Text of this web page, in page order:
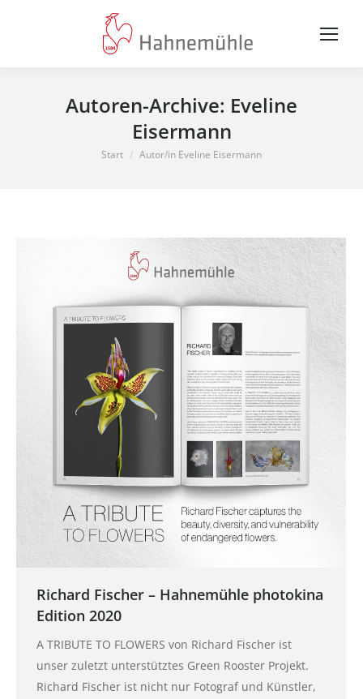
Autoren-Archive: Eveline
Eisermann
Sie befinden sich hier:
Start Autor/in Eveline Eisermann
Richard Fischer – Hahnemühle photokina
Edition 2020
A TRIBUTE TO FLOWERS von Richard Fischer ist
unser zuletzt unterstütztes Green Rooster Projekt.
Richard Fischer ist nicht nur Fotograf und Künstler,